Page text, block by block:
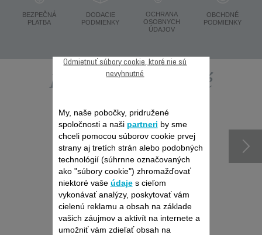
BEZPEČNÁ
PLATBA
DODACIE
PODMIENKY
OCHRANA
OSOBNYCH
ÚDAJOV
OBCHDNÉ
PODMIENKY
Ďalšie odporúčané
príslušenstvo
My, naše pobočky, pridružené
spoločnosti a naši partneri by sme
chceli pomocou súborov cookie prvej
strany aj tretích strán alebo podobných
technológií (súhrnne označovaných
ako "súbory cookie") zhromažďovať
niektoré vaše údajes cieľom
vykonávať analýzy, poskytovať vám
cielenú reklamu a obsah na základe
vašich záujmov a aktivít na internete a
umožniť vám zdieľať obsah na
Odmietnuť súbory cookie, ktoré nie sú
nevyhnutné